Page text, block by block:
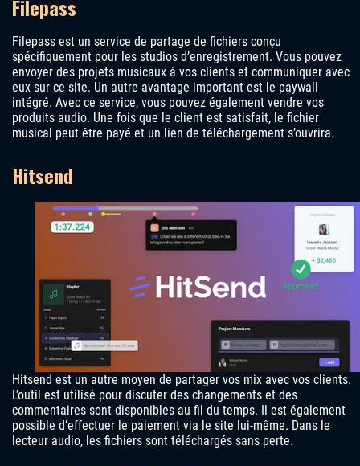
Filepass
Filepass est un service de partage de fichiers conçu
spécifiquement pour les studios d’enregistrement. Vous pouvez
envoyer des projets musicaux à vos clients et communiquer avec
eux sur ce site. Un autre avantage important est le paywall
intégré. Avec ce service, vous pouvez également vendre vos
produits audio. Une fois que le client est satisfait, le fichier
musical peut être payé et un lien de téléchargement s’ouvrira.
Hitsend
Hitsend est un autre moyen de partager vos mix avec vos clients.
L’outil est utilisé pour discuter des changements et des
commentaires sont disponibles au fil du temps. Il est également
possible d’effectuer le paiement via le site lui-même. Dans le
lecteur audio, les fichiers sont téléchargés sans perte.